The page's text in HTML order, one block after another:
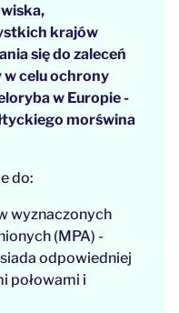
krajów
się do zaleceń
w celu ochrony
w Europie -
morświna
do:
wyznaczonych
(MPA) -
odpowiedniej
połowami i